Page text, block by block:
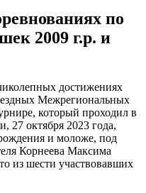
по
2009 г.р. и
достижениях
Межрегиональных
который проходил в
27 октября 2023 года,
и моложе, под
Корнеева Максима
из шести участвовавших